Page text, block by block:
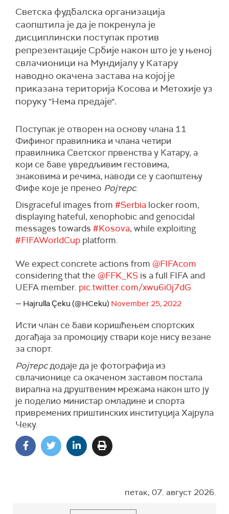
Светска фудбалска организација
саопштила је да је покренула је
дисциплински поступак против
репрезентације Србије након што је у њеној
свлачионици на Мундијалу у Катару
наводно окачена застава на којој је
приказана територија Косова и Метохије уз
поруку "Нема предаје".
Поступак је отворен на основу члана 11
Фифиног правилника и члана четири
правилника Светског првенства у Катару, а
који се баве увредљивим гестовима,
знаковима и речима, наводи се у саопштењу
Фифе које је пренео Ројтерс.
Disgraceful images from #Serbia locker room,
displaying hateful, xenophobic and genocidal
messages towards #Kosova, while exploiting
#FIFAWorldCup platform.
We expect concrete actions from @FIFAcom
considering that the @FFK_KS is a full FIFA and
UEFA member. pic.twitter.com/xwu6i0j7dG
— Hajrulla Çeku (@HCeku) November 25, 2022
Исти члан се бави коришћењем спортских
догађаја за промоцију ствари које нису везане
за спорт.
Ројтерсдодаје да је фотографија из
свлачионице са окаченом заставом постала
вирална на друштвеним мрежама након што ју
је поделио министар омладине и спорта
привремених приштинских институција Хајрула
Чеку.
петак, 07. август 2026.